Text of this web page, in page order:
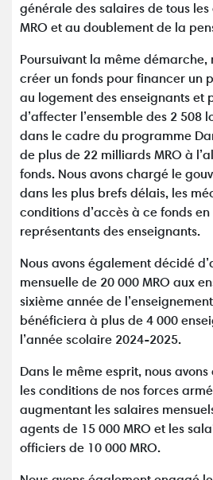
générale des salaires de tous
MRO et au doublement de la
Poursuivant la même démarche,
créer un fonds pour financer un
au logement des enseignants et
d’affecter l’ensemble des 2 508
dans le cadre du programme
de plus de 22 milliards MRO à
fonds. Nous avons chargé le
dans les plus brefs délais, les
conditions d’accès à ce fonds
représentants des enseignants.
Nous avons également décidé
mensuelle de 20 000 MRO aux
sixième année de
bénéficiera à plus de 4 000
l’année scolaire 2024-2025.
Dans le même esprit, nous
les conditions de nos forces
augmentant les salaires
agents de 15 000 MRO et les
officiers de 10 000 MRO.